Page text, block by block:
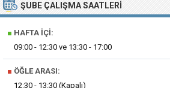
ŞUBE ÇALIŞMA SAATLERI
■ HAFTA İÇI:
09:00 - 12:30 ve 13:30 - 17:00
■ ÖĞLE ARASI:
12:30 - 13:30 (Kapalı)